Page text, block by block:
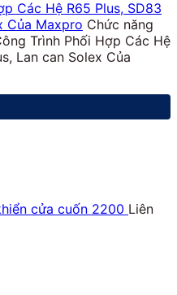
Các Hệ R65 Plus, SD83
Của Maxpro Chức năng
Trình Phối Hợp Các Hệ
Lan can Solex Của
cửa cuốn 2200 Liên